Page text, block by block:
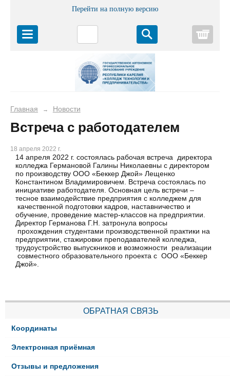
Перейти на полную версию
Главная → Новости
Встреча с работодателем
18 апреля 2022 г.
14 апреля 2022 г. состоялась рабочая встреча директора
колледжа Германовой Галины Николаевны с директором
по производству ООО «Беккер Джой» Лещенко
Константином Владимировичем. Встреча состоялась по
инициативе работодателя. Основная цель встречи –
тесное взаимодействие предприятия с колледжем для
качественной подготовки кадров, наставничество и
обучение, проведение мастер-классов на предприятии.
Директор Германова Г.Н. затронула вопросы
прохождения студентами производственной практики на
предприятии, стажировки преподавателей колледжа,
трудоустройство выпускников и возможности реализации
совместного образовательного проекта с ООО «Беккер
Джой».
ОБРАТНАЯ СВЯЗЬ
Координаты
Электронная приёмная
Отзывы и предложения